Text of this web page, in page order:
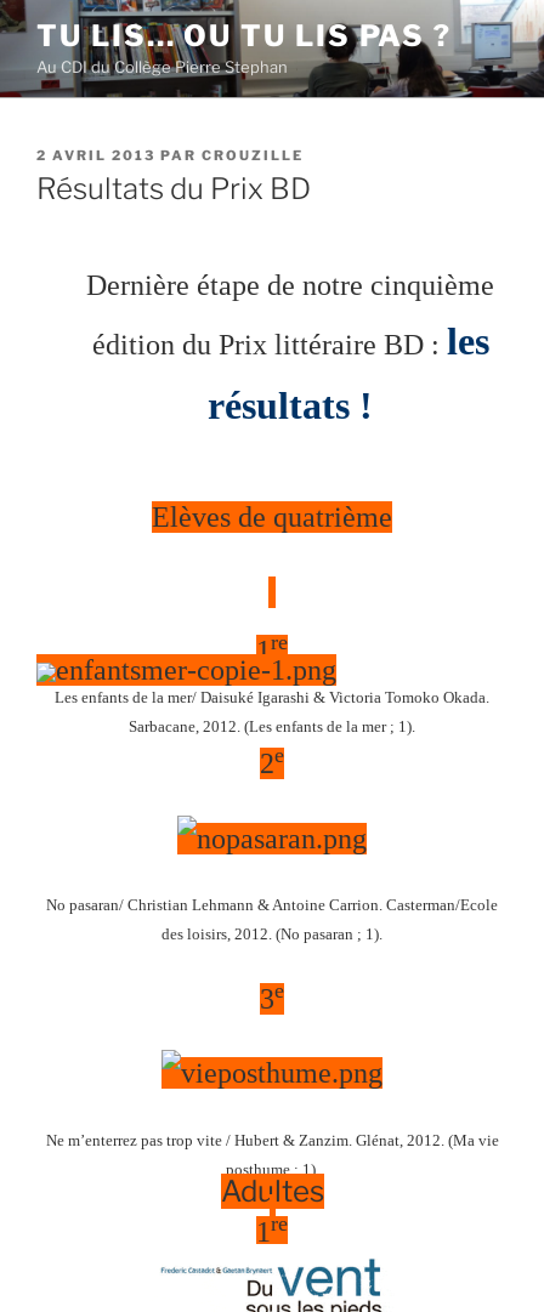
Aller
contenu
principal
TU LIS… OU TU LIS PAS ?
Au CDI du Collège Pierre Stephan
PUBLIÉ
LE
2 AVRIL 2013 PAR CROUZILLE
Résultats du Prix BD
Dernière étape de notre cinquième
édition du Prix littéraire BD : les
résultats !
Elèves de quatrième
1 re
Les enfants de la mer/ Daisuké Igarashi & Victoria Tomoko Okada.
Sarbacane, 2012. (Les enfants de la mer ; 1).
2e
No pasaran/ Christian Lehmann & Antoine Carrion. Casterman/Ecole
des loisirs, 2012. (No pasaran ; 1).
3e
Ne m’enterrez pas trop vite / Hubert & Zanzim. Glénat, 2012. (Ma vie
posthume ; 1).
Adultes
1 re